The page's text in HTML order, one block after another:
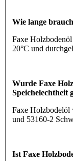
Wie lange
Faxe Holzbodenöl
20°C und
Wurde Faxe
Speichelechtheit
Faxe Holzbodelöl
und 53160-2
Ist Faxe